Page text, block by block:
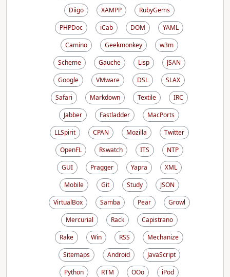
Diigo
XAMPP
RubyGems
PHPDoc
iCab DOM
YAML
Camino
Geekmonkey
w3m
Scheme
Gauche Lisp
JSAN
Google
VMware DSL
SLAX
Safari
Markdown Textile
IRC
Jabber
Fastladder
MacPorts
LLSpirit
CPAN Mozilla
Twitter
OpenFL
Rswatch ITS
NTP
GUI
Pragger Yapra
XML
Mobile
Git Study
JSON
VirtualBox
Samba Pear
Growl
Mercurial
Rack
Capistrano
Rake
Win RSS
Mechanize
Sitemaps
Android
JavaScript
Python
RTM OOo
iPod